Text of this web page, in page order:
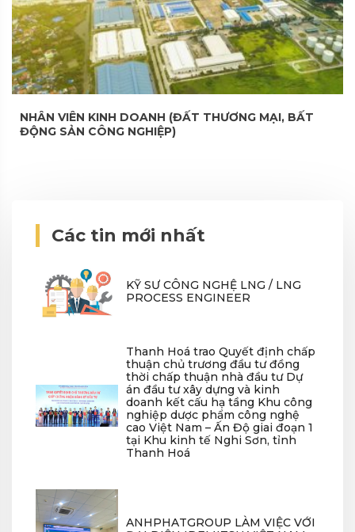
NHÂN VIÊN KINH DOANH (ĐẤT THƯƠNG MẠI, BẤT
ĐỘNG SẢN CÔNG NGHIỆP)
Các tin mới nhất
KỸ SƯ CÔNG NGHỆ LNG / LNG
PROCESS ENGINEER
Thanh Hoá trao Quyết định chấp
thuận chủ trương đầu tư đồng
thời chấp thuận nhà đầu tư Dự
án đầu tư xây dựng và kinh
doanh kết cấu hạ tầng Khu công
nghiệp dược phẩm công nghệ
cao Việt Nam – Ấn Độ giai đoạn 1
tại Khu kinh tế Nghi Sơn, tỉnh
Thanh Hoá
ANHPHATGROUP LÀM VIỆC VỚI